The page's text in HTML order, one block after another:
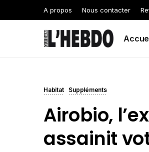
A propos Nous contacter
Habitat Suppléments
Airobio,
assainit